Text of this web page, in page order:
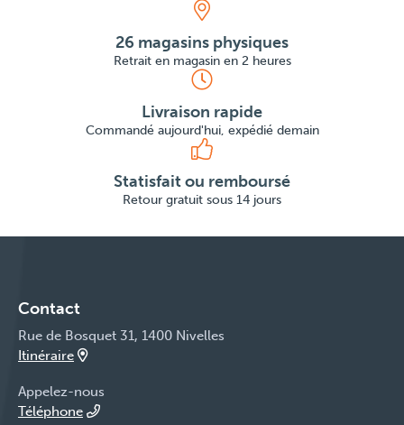
26 magasins physiques
Retrait en magasin en 2 heures
Livraison rapide
Commandé aujourd'hui, expédié demain
Statisfait ou remboursé
Retour gratuit sous 14 jours
Contact
Rue de Bosquet 31, 1400 Nivelles
Itinéraire
Appelez-nous
Téléphone